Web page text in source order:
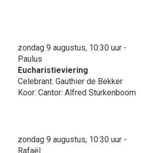
zondag 9 augustus, 10:30 uur -
Paulus
Eucharistieviering
Celebrant: Gauthier de Bekker
Koor: Cantor: Alfred Sturkenboom
zondag 9 augustus, 10:30 uur -
Rafaël